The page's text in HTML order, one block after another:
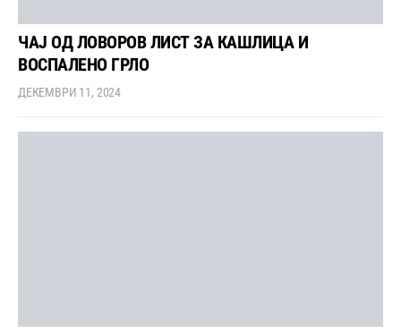
ЧАЈ ОД ЛОВОРОВ ЛИСТ ЗА КАШЛИЦА И
ВОСПАЛЕНО ГРЛО
ДЕКЕМВРИ 11, 2024